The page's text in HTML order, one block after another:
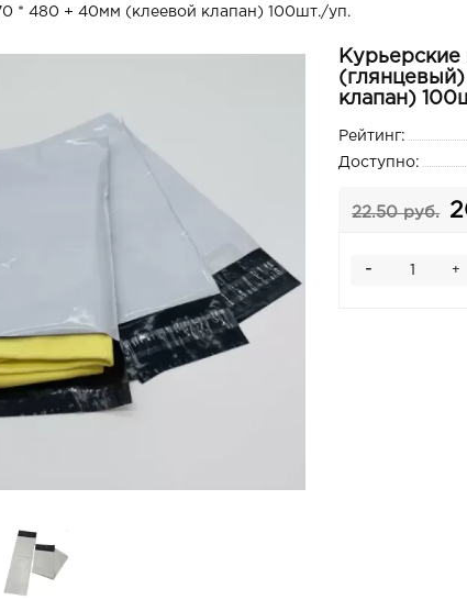
480 + 40мм (клеевой клапан) 100шт./уп.
клапан)
Рейтинг:
Доступно:
22.50 руб.
+
-